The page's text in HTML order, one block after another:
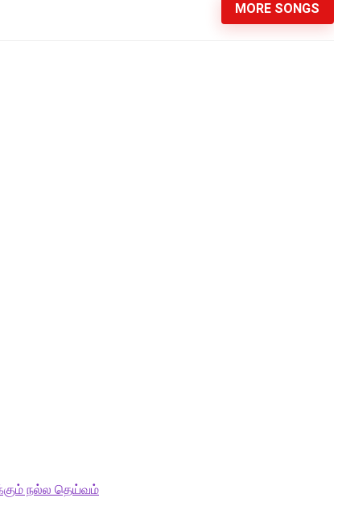
MORE SONGS
நல்ல தெய்வம்